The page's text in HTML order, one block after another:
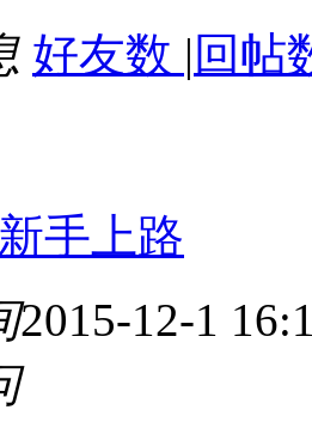
好友数 | 回帖
新手上路
2015-12-1